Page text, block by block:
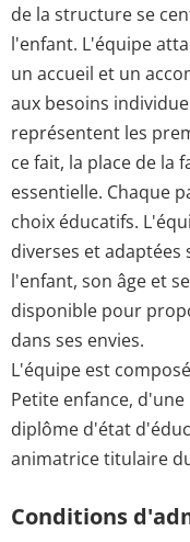
de la structure se
l'enfant. L'équipe
un accueil et un
aux besoins
représentent les
ce fait, la place de la
essentielle. Chaque
choix éducatifs.
diverses et
l'enfant, son âge et
disponible pour
dans ses envies.
L'équipe est
Petite enfance,
diplôme d'état
animatrice titulaire
Conditions